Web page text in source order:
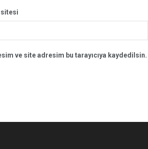
ve site adresim bu tarayıcıya kaydedilsin.